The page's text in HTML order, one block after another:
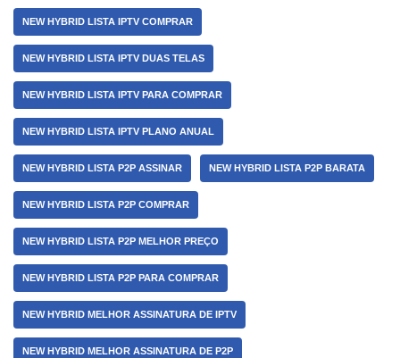
NEW HYBRID LISTA IPTV COMPRAR
NEW HYBRID LISTA IPTV DUAS TELAS
NEW HYBRID LISTA IPTV PARA COMPRAR
NEW HYBRID LISTA IPTV PLANO ANUAL
NEW HYBRID LISTA P2P ASSINAR NEW HYBRID LISTA P2P BARATA
NEW HYBRID LISTA P2P COMPRAR
NEW HYBRID LISTA P2P MELHOR PREÇO
NEW HYBRID LISTA P2P PARA COMPRAR
NEW HYBRID MELHOR ASSINATURA DE IPTV
NEW HYBRID MELHOR ASSINATURA DE P2P